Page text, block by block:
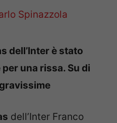
Spinazzola
dell’Inter è stato
una rissa. Su di
dell’Inter Franco